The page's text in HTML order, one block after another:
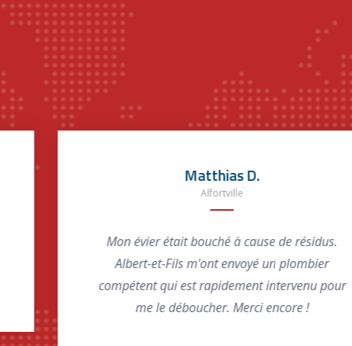
Matthias D.
Mon évier était bouché à cause de résidus.
Albert-et-Fils m'ont envoyé un plombier
compétent qui est rapidement intervenu pour
me le déboucher. Merci encore !